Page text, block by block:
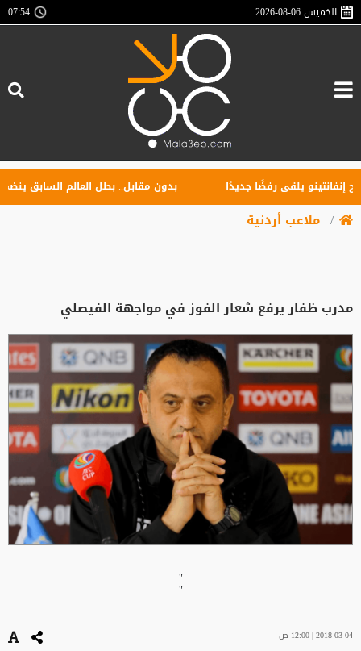
الخميس2026-08-06
07:54
يلقى رفضًا جديدًا بدون مقابل.. بطل العالم السابق ينضم
ملاعب أردنية
مدرب ظفار يرفع شعار الفوز في مواجهة الفيصلي
"
"
2018-03-04 | 12:00 ص